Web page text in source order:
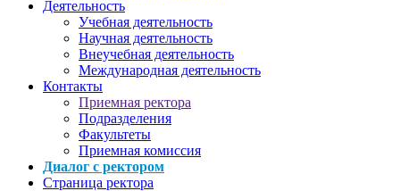
Деятельность
Учебная деятельность
Научная деятельность
Внеучебная деятельность
Международная деятельность
Контакты
Приемная ректора
Подразделения
Факультеты
Приемная комиссия
Диалог с ректором
Страница ректора